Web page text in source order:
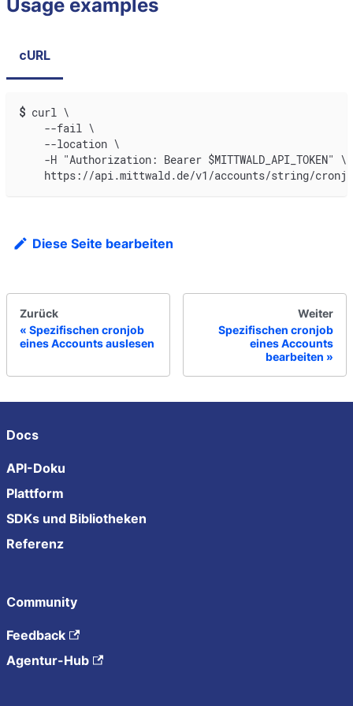
Usage examples
cURL
$ curl \
    --fail \
    --location \
    -H "Authorization: Bearer $MITTWALD_API_TOKEN" \
https://api.mittwald.de/v1/accounts/string/
Diese Seite bearbeiten
Zurück
Spezifischen cronjob
eines Accounts auslesen
Weiter
Spezifischen cronjob
eines Accounts
bearbeiten
Docs
API-Doku
Plattform
SDKs und Bibliotheken
Referenz
Community
Feedback
Agentur-Hub